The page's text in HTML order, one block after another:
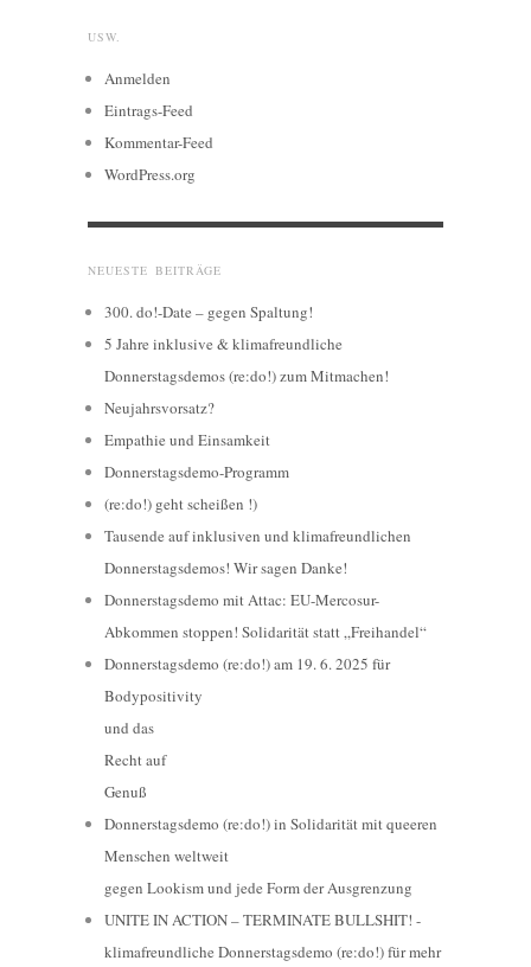
USW.
Anmelden
Eintrags-Feed
Kommentar-Feed
WordPress.org
NEUESTE BEITRÄGE
300. do!-Date – gegen Spaltung!
5 Jahre inklusive & klimafreundliche
Donnerstagsdemos (re:do!) zum Mitmachen!
Neujahrsvorsatz?
Empathie und Einsamkeit
Donnerstagsdemo-Programm
(re:do!) geht scheißen !)
Tausende auf inklusiven und klimafreundlichen
Donnerstagsdemos! Wir sagen Danke!
Donnerstagsdemo mit Attac: EU-Mercosur-
Abkommen stoppen! Solidarität statt „Freihandel“
Donnerstagsdemo (re:do!) am 19. 6. 2025 für
Bodypositivity
und das
Recht auf
Genuß
Donnerstagsdemo (re:do!) in Solidarität mit queeren
Menschen weltweit
gegen Lookism und jede Form der Ausgrenzung
UNITE IN ACTION – TERMINATE BULLSHIT! -
klimafreundliche Donnerstagsdemo (re:do!) für mehr